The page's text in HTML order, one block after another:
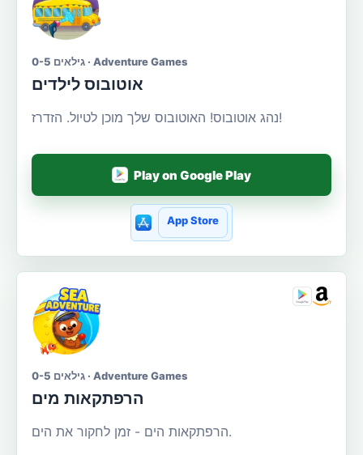
גילאים 0-5 · Adventure Games
אוטובוס לילדים
נהג אוטובוס! האוטובוס שלך מוכן לטיול. הזדרז!
Play on Google Play
App Store
גילאים 0-5 · Adventure Games
הרפתקאות מים
הרפתקאות הים - זמן לחקור את הים.